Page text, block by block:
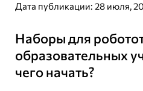
Дата публикации: 28 июля,
Наборы для
образовательных
чего начать?